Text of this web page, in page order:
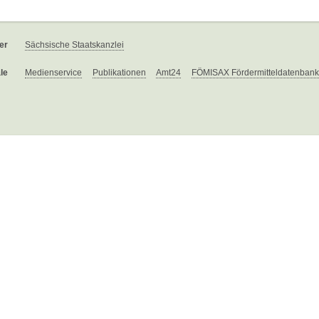
Sächsische Staatskanzlei
Medienservice Publikationen Amt24 FÖMISAX Fördermitteldatenbank